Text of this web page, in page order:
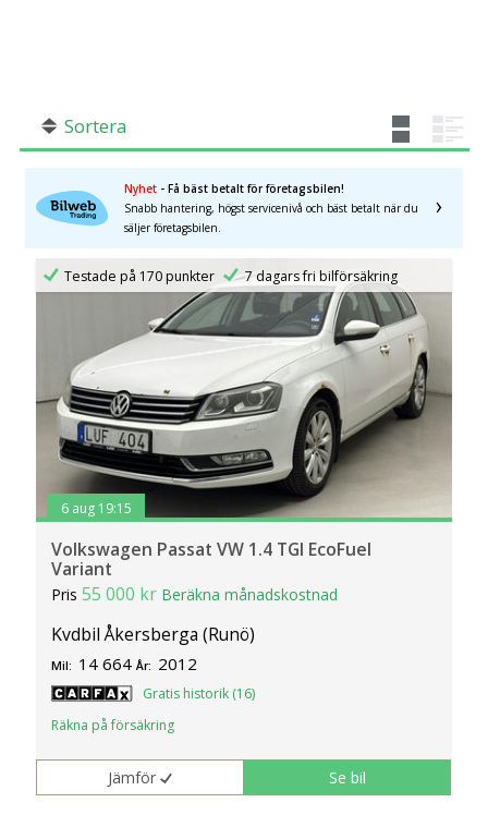
Stockholms län
Sortera
Nyhet - Få bäst betalt för företagsbilen!
Snabb hantering, högst servicenivå och bäst betalt när du
säljer företagsbilen.
Testade på 170 punkter 7 dagars fri bilförsäkring
6 aug 19:15
Volkswagen Passat VW 1.4 TGI EcoFuel
Variant
Pris55 000 kr Beräkna månadskostnad
Kvdbil Åkersberga (Runö)
Mil: 14 664 År: 2012
Gratis historik (16)
Räkna på försäkring
Jämför Se bil